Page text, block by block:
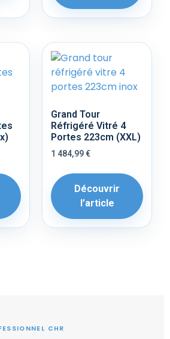
Grand Tour
Réfrigéré Vitré 4
Portes 223cm (XXL)
1 484,99€
Découvrir
l’article
CHR